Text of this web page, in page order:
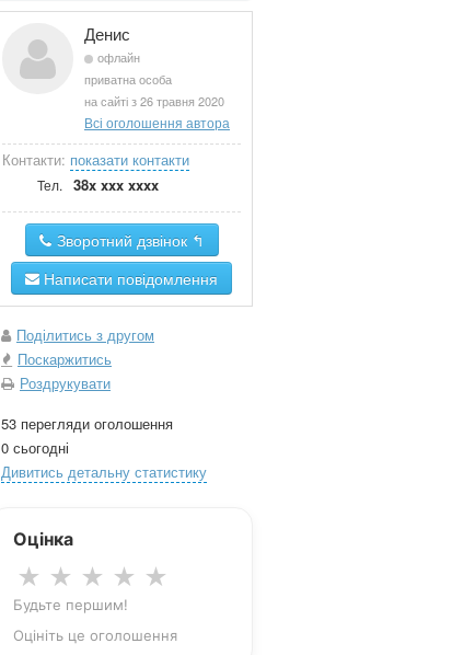
Денис
офлайн
приватна особа
на сайті з 26 травня 2020
Всі оголошення автора
Контакти: показати контакти
Тел. 38x xxx xxxx
Зворотний дзвінок ↰
Написати повідомлення
Поділитись з другом
Поскаржитись
Роздрукувати
53 перегляди оголошення
0 сьогодні
Дивитись детальну статистику
Оцінка
★ ★ ★ ★ ★
Будьте першим!
Оцініть це оголошення